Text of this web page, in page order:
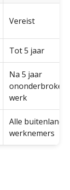
Vereist
Tot 5 jaar
Na 5 jaar
ononderbroken
werk
Alle
werknemers